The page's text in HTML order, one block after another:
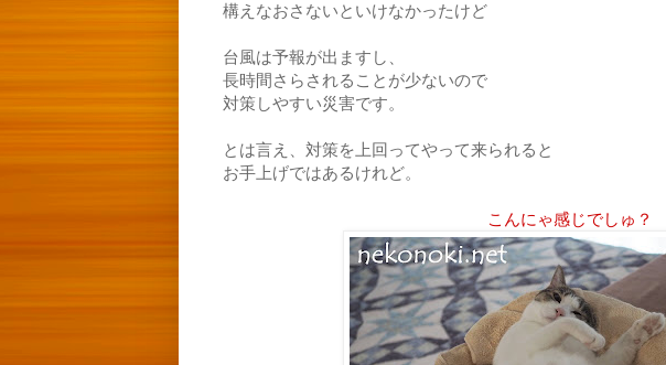
構えなおさないといけなかったけど
台風は予報が出ますし、
長時間さらされることが少ないので
対策しやすい災害です。
とは言え、対策を上回ってやって来られると
お手上げではあるけれど。
こんにゃ感じでしゅ？